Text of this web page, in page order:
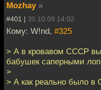
Mozhay »
#401 | 30.10.09 14:02
Кому: W!nd, #325
> А в кровавом СССР
бабушек саперными
>
> А как реально было в